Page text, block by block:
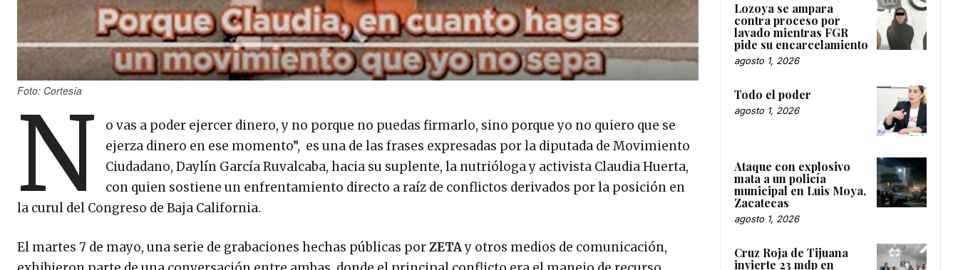
Foto: Cortesía
N
o vas a poder ejercer dinero, y no porque no puedas firmarlo, sino porque yo no quiero que se
ejerza dinero en ese momento”, es una de las frases expresadas por la diputada de Movimiento
Ciudadano, Daylín García Ruvalcaba, hacia su suplente, la nutrióloga y activista Claudia Huerta,
con quien sostiene un enfrentamiento directo a raíz de conflictos derivados por la posición en
la curul del Congreso de Baja California.
El martes 7 de mayo, una serie de grabaciones hechas públicas porZETAy otros medios de comunicación,
Lozoya se ampara
contra proceso por
lavado mientras FGR
pide su encarcelamiento
agosto 1, 2026
Todo el poder
agosto 1, 2026
Ataque con explosivo
mata a un policía
municipal en Luis Moya,
Zacatecas
agosto 1, 2026
Cruz Roja de Tijuana
invierte 23 mdp en